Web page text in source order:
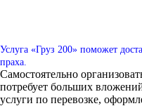
Услуга «Груз 200» поможет
праха.
Самостоятельно
потребует больших
услуги по перевозке,